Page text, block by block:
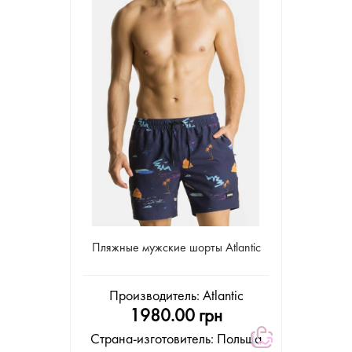
Пляжные мужские шорты Atlantic
Производитель: Atlantic
1980.00 грн
Страна-изготовитель: Польша